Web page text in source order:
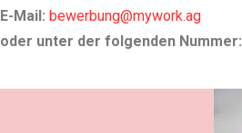
E-Mail: bewerbung@mywork.ag
oder unter der folgenden Nummer: